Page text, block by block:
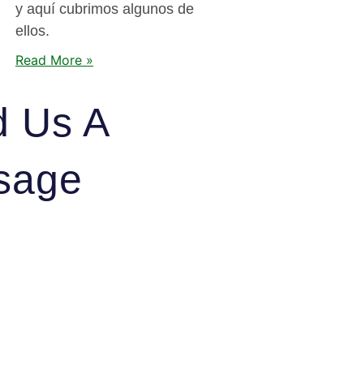
y aquí cubrimos algunos de
ellos.
Read More »
Us A